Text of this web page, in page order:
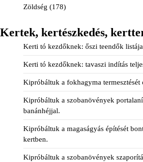
Zöldség (178)
Kertek, kertészkedés,
Kerti tó kezdőknek: őszi teendők listája
Kerti tó kezdőknek: tavaszi indítás
Kipróbáltuk a fokhagyma termesztését
Kipróbáltuk a szobanövények
banánhéjjal.
Kipróbáltuk a magaságyás építését
kertben.
Kipróbáltuk a szobanövények